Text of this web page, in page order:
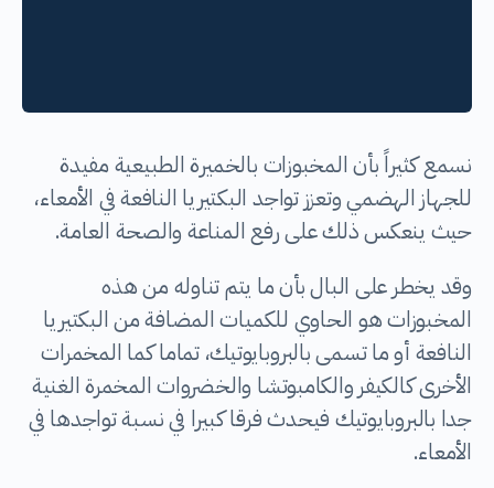
‎نسمع كثيراً بأن المخبوزات بالخميرة الطبيعية مفيدة
للجهاز الهضمي وتعزز تواجد البكتيريا النافعة في الأمعاء،
حيث ينعكس ذلك على رفع المناعة والصحة العامة.
‎وقد يخطر على البال بأن ما يتم تناوله من هذه
المخبوزات هو الحاوي للكميات المضافة من البكتيريا
النافعة أو ما تسمى بالبروبايوتيك، تماما كما المخمرات
الأخرى كالكيفر والكامبوتشا والخضروات المخمرة الغنية
جدا بالبروبايوتيك فيحدث فرقا كبيرا في نسبة تواجدها في
الأمعاء.